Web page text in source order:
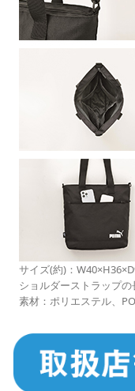
サイズ(約)：
ショルダーストラップ
素材：ポリエステル、